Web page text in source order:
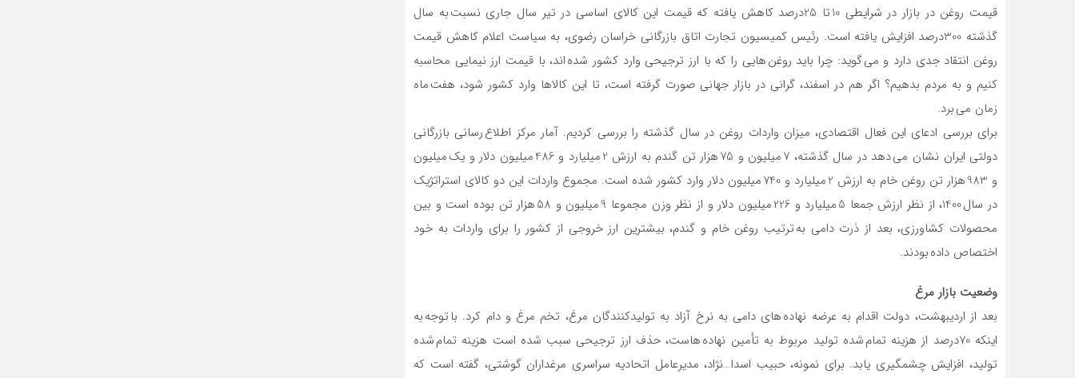
قیمت روغن در بازار در شرایطی 10 تا 25درصد کاهش یافته که قیمت این کالای اساسی در تیر سال جاری نسبت به سال
گذشته 300درصد افزایش یافته است. رئیس کمیسیون تجارت اتاق بازرگانی خراسان رضوی، به سیاست اعلام کاهش قیمت
روغن انتقاد جدی دارد و می گوید: چرا باید روغن هایی را که با ارز ترجیحی وارد کشور شده اند، با قیمت ارز نیمایی محاسبه
کنیم و به مردم بدهیم؟ اگر هم در اسفند، گرانی در بازار جهانی صورت گرفته است، تا این کالاها وارد کشور شود، هفت ماه
زمان می برد.
برای بررسی ادعای این فعال اقتصادی، میزان واردات روغن در سال گذشته را بررسی کردیم. آمار مرکز اطلاع رسانی بازرگانی
دولتی ایران نشان می دهد در سال گذشته، 7 میلیون و 75 هزار تن گندم به ارزش 2 میلیارد و 486 میلیون دلار و یک میلیون
و 983 هزار تن روغن خام به ارزش 2 میلیارد و 740 میلیون دلار وارد کشور شده است. مجموع واردات این دو کالای استراتژیک
در سال 1400، از نظر ارزش جمعا 5 میلیارد و 226 میلیون دلار و از نظر وزن مجموعا 9 میلیون و 58 هزار تن بوده است و بین
محصولات کشاورزی، بعد از ذرت دامی به ترتیب روغن خام و گندم، بیشترین ارز خروجی از کشور را برای واردات به خود
اختصاص داده بودند.
وضعیت بازار مرغ
بعد از اردیبهشت، دولت اقدام به عرضه نهاده های دامی به نرخ آزاد به تولیدکنندگان مرغ، تخم مرغ و دام کرد. با توجه به
اینکه 70درصد از هزینه تمام شده تولید مربوط به تأمین نهاده هاست، حذف ارز ترجیحی سبب شده است هزینه تمام شده
تولید، افزایش چشمگیری یابد. برای نمونه، حبیب اسدا…نژاد، مدیرعامل اتحادیه سراسری مرغداران گوشتی، گفته است که